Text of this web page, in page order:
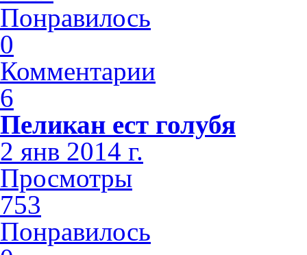
Понравилось
0
Комментарии
6
Пеликан ест голубя
2 янв 2014 г.
Просмотры
753
Понравилось